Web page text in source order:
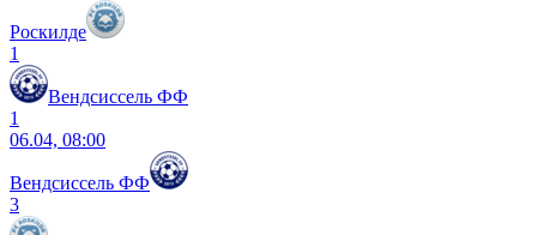
Роскилде
1
Вендсиссель ФФ
1
06.04, 08:00
Вендсиссель ФФ
3